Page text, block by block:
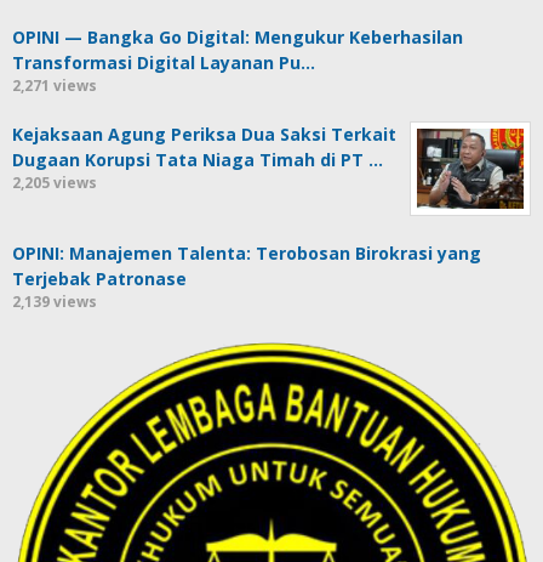
OPINI — Bangka Go Digital: Mengukur Keberhasilan
Transformasi Digital Layanan Pu…
2,271 views
Kejaksaan Agung Periksa Dua Saksi Terkait
Dugaan Korupsi Tata Niaga Timah di PT …
2,205 views
OPINI: Manajemen Talenta: Terobosan Birokrasi yang
Terjebak Patronase
2,139 views